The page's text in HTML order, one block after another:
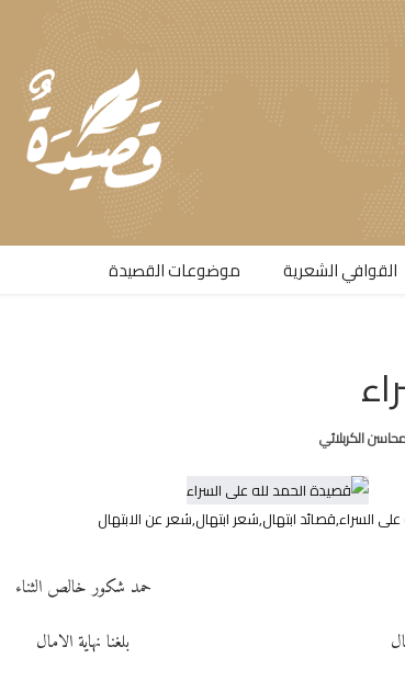
القوافي الشعرية​ موضوعات القصيدة​
الكربلائي
على السراء,قصائد ابتهال,شعر ابتهال,شعر عن الابتهال
حمد شكور خالص الثناء
بلغنا نهاية الامال